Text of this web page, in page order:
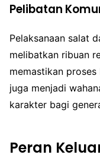
Pelibatan
Pelaksanaan salat
melibatkan ribuan
memastikan
juga menjadi
karakter bagi
Peran